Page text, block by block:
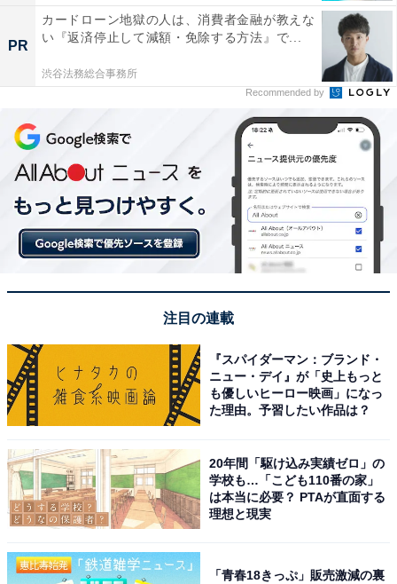
こちらもおすすめ
鯛を食べたら変な骨が……Twitterで反響「丸く
4
PR
カードローン地獄の人は、消費者金融が教えな
い『返済停止して減額・免除する方法』で...
渋谷法務総合事務所
Recommended by
注目の連載
『スパイダーマン：ブランド・
ニュー・デイ』が「史上もっと
も優しいヒーロー映画」になっ
た理由。予習したい作品は？
20年間「駆け込み実績ゼロ」の
学校も…「こども110番の家」
は本当に必要？ PTAが直面する
理想と現実
「青春18きっぷ」販売激減の裏